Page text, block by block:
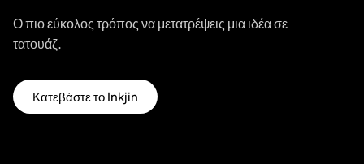
Ο πιο εύκολος τρόπος να μετατρέψεις μια ιδέα σε
τατουάζ.
Κατεβάστε το Inkjin